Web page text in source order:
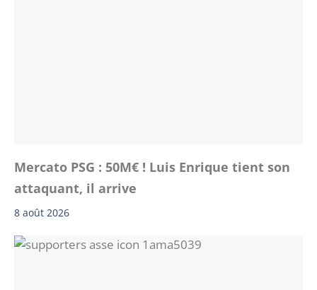
Mercato PSG : 50M€ ! Luis Enrique tient son
attaquant, il arrive
8 août 2026